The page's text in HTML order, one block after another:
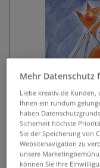
Mehr Datenschutz
Liebe kreativ.de Kunden,
Ihnen ein rundum
haben
Sicherheit höchste
Sie der Speicherung von
Websitenavigation zu
unsere
können Sie Ihre